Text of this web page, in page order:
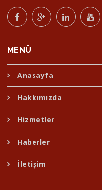
MENÜ
Anasayfa
Hakkımızda
Hizmetler
Haberler
İletişim